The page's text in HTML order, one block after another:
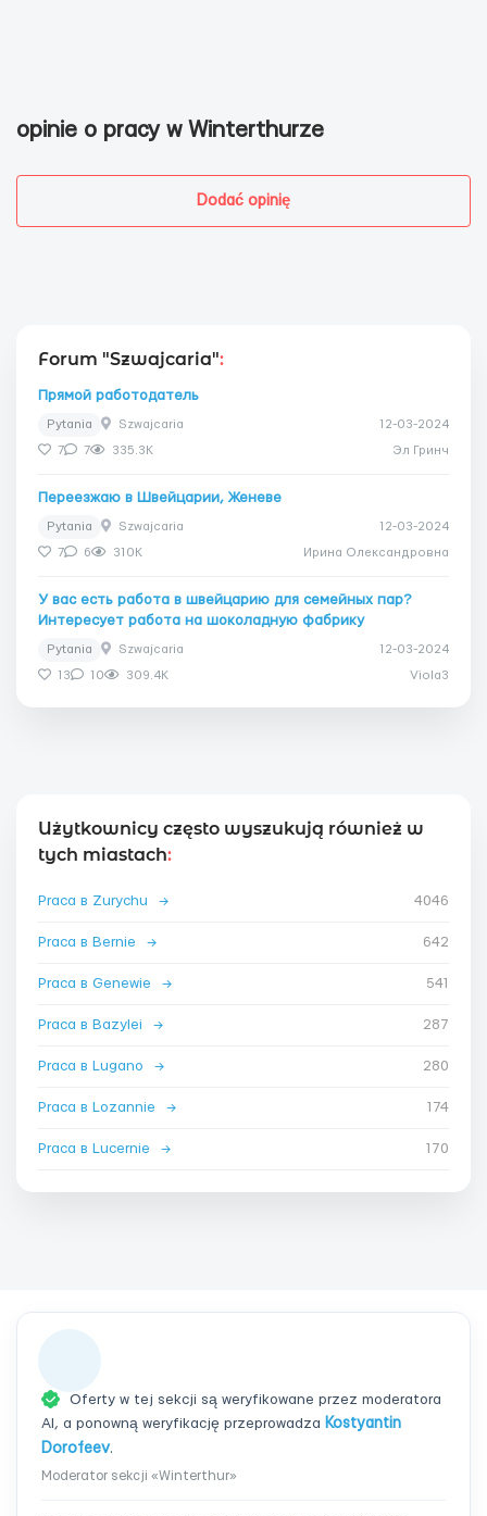
opinie o pracy w Winterthurze
Dodać opinię
Forum "Szwajcaria":
Прямой работодатель
Pytania Szwajcaria 12-03-2024
7 7 335.3K Эл Гринч
Переезжаю в Швейцарии, Женеве
Pytania Szwajcaria 12-03-2024
7 6 310K Ирина Олександровна
У вас есть работа в швейцарию для семейных пар?
Интересует работа на шоколадную фабрику
Pytania Szwajcaria 12-03-2024
13 10 309.4K Viola3
Użytkownicy często wyszukują również w
tych miastach:
Praca в Zurychu → 4046
Praca в Bernie → 642
Praca в Genewie → 541
Praca в Bazylei → 287
Praca в Lugano → 280
Praca в Lozannie → 174
Praca в Lucernie → 170
Oferty w tej sekcji są weryfikowane przez moderatora
AI, a ponowną weryfikację przeprowadza Kostyantin
Dorofeev.
Moderator sekcji «Winterthur»